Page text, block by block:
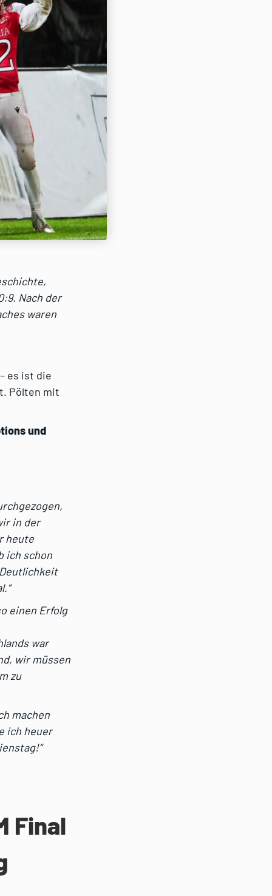
Nach der
waren
es ist die
Pölten mit
und
in der
heute
ich schon
einen Erfolg
war
wir müssen
zu
machen
ich heuer
Final